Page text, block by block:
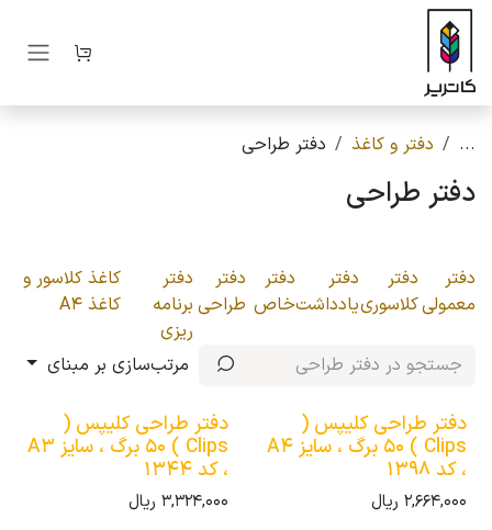
صرف نظر و مشاهده محتوا
... دفتر و کاغذ دفتر طراحی
دفتر طراحی
دفتر
معمولی
دفتر
کلاسوری
دفتر
یادداشت
دفتر
خاص
دفتر
طراحی
دفتر
برنامه
ریزی
کاغذ کلاسور و
کاغذ A4
مرتب‌سازی بر مبنای
دفتر طراحی کلیپس (
Clips ) 50 برگ ، سایز A4
، کد 1398
2,664,000 ریال
دفتر طراحی کلیپس (
Clips ) 50 برگ ، سایز A3
، کد 1344
3,324,000ریال